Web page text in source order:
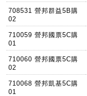
708531 營邦群益5B購
02
710059 營邦國票5C購
01
710060 營邦國票5C購
02
710068 營邦凱基5C購
01